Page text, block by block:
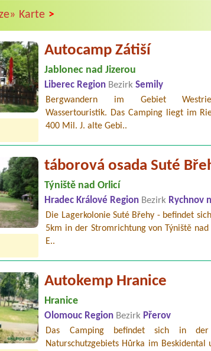
Karte >
Autocamp Zátiší
Jablonec nad Jizerou
Liberec Region Bezirk Semily
Bergwandern im Gebiet
Wassertouristik. Das Camping liegt im
400 Mil. J. alte Gebi..
táborová osada Suté
Týniště nad Orlicí
Hradec Králové Region Bezirk Rychnov
Die Lagerkolonie Suté Břehy - befindet
5km in der Stromrichtung von Týniště
E..
Autokemp Hranice
Hranice
Olomouc Region Bezirk Přerov
Das Camping befindet sich in
Naturschutzgebiets Hůrka im